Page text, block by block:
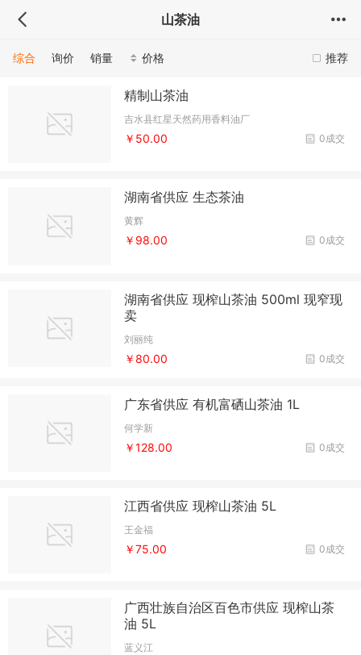
山茶油
推荐
综合 询价 销量 价格
精制山茶油
吉水县红星天然药用香料油厂
0成交
￥50.00
湖南省供应 生态茶油
黄辉
0成交
￥98.00
湖南省供应 现榨山茶油 500ml 现窄现
卖
刘丽纯
0成交
￥80.00
广东省供应 有机富硒山茶油 1L
何学新
0成交
￥128.00
江西省供应 现榨山茶油 5L
王金福
0成交
￥75.00
广西壮族自治区百色市供应 现榨山茶
油 5L
蓝义江